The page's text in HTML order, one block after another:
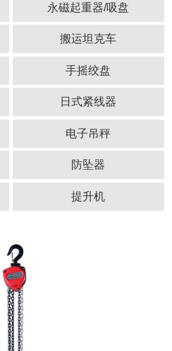
永磁起重器/吸盘
搬运坦克车
手摇绞盘
日式紧线器
电子吊秤
防坠器
提升机